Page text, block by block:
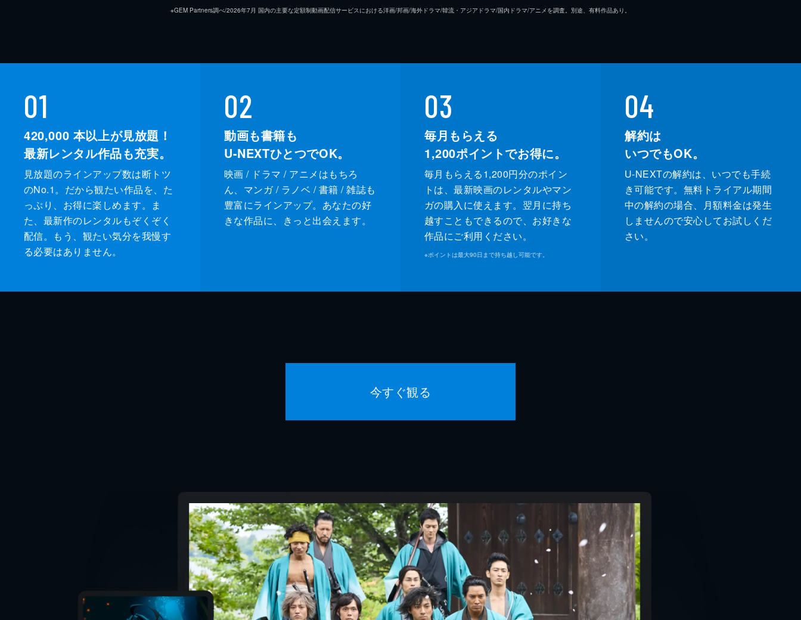
※GEM Partners調べ/2026年7⽉ 国内の主要な定額制動画配信サービスにおける洋画/邦画/海外ドラマ/韓流・アジアドラマ/国内ドラマ/アニメを調査。別途、有料作品あり。
01
420,000 本以上が見放題！
最新レンタル作品も充実。
見放題のラインアップ数は断トツ
のNo.1。だから観たい作品を、た
っぷり、お得に楽しめます。ま
た、最新作のレンタルもぞくぞく
配信。もう、観たい気分を我慢す
る必要はありません。
02
動画も書籍も
U-NEXTひとつでOK。
映画 / ドラマ / アニメはもちろ
ん、マンガ / ラノベ / 書籍 / 雑誌も
豊富にラインアップ。あなたの好
きな作品に、きっと出会えます。
03
毎月もらえる
1,200ポイントでお得に。
毎月もらえる1,200円分のポイン
トは、最新映画のレンタルやマン
ガの購入に使えます。翌月に持ち
越すこともできるので、お好きな
作品にご利用ください。
※ポイントは最大90日まで持ち越し可能です。
04
解約は
いつでもOK。
U-NEXTの解約は、いつでも手続
き可能です。無料トライアル期間
中の解約の場合、月額料金は発生
しませんので安心してお試しくだ
さい。
今すぐ観る